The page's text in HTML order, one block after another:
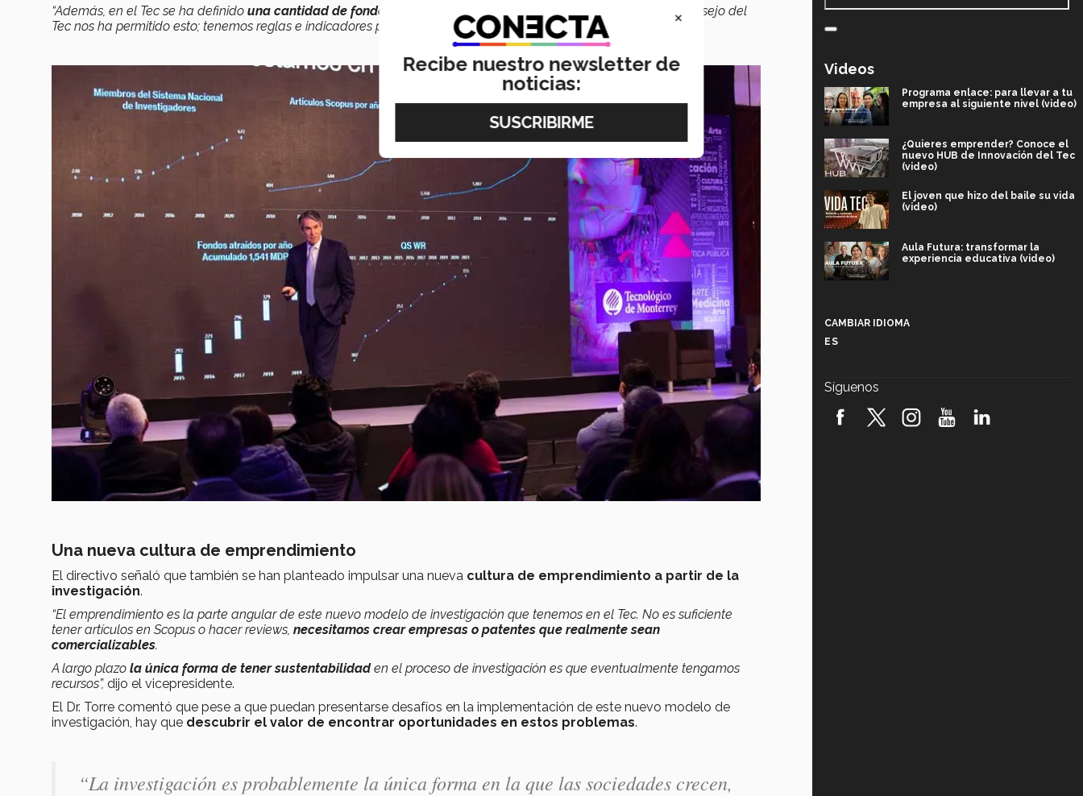
“Además, en el Tec se ha definido una cantidad de fondos importante para destinarlos a investigación
. El Consejo del
Tec nos ha permitido esto; tenemos reglas e indicadores precisos paracrear un ‘mini Conacyt’ interno añadió.
Una nueva cultura de emprendimiento
El directivo señaló que también se han planteado impulsar una nueva cultura de emprendimiento a partir de la
investigación.
“El emprendimiento es la parte angular de este nuevo modelo de investigación que tenemos en el Tec. No es suficiente
tener artículos en Scopus o hacer reviews, necesitamos crear empresas o patentes que realmente sean
comercializables.
A largo plazo la única forma de tener sustentabilidaden el proceso de investigación es que eventualmente tengamos
recursos”, dijo el vicepresidente.
El Dr. Torre comentó que pese a que puedan presentarse desafíos en la implementación de este nuevo modelo de
investigación, hay que descubrir el valor de encontrar oportunidades en estos problemas.
“La investigación es probablemente la única forma en la que las sociedades crecen,
Videos
Programa enlace: para llevar a tu
empresa al siguiente nivel (video)
¿Quieres emprender? Conoce el
nuevo HUB de Innovación del Tec
(video)
El joven que hizo del baile su vida
(video)
Aula Futura: transformar la
experiencia educativa (video)
robótica FIRST 2026! (video)
CAMBIAR IDIOMA
ES
Síguenos
×
Recibe nuestro newsletter de
noticias: